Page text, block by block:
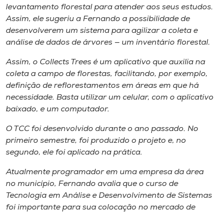
levantamento florestal para atender aos seus estudos.
Assim, ele sugeriu a Fernando a possibilidade de
desenvolverem um sistema para agilizar a coleta e
análise de dados de árvores — um inventário florestal.
Assim, o Collects Trees é um aplicativo que auxilia na
coleta a campo de florestas, facilitando, por exemplo,
definição de reflorestamentos em áreas em que há
necessidade. Basta utilizar um celular, com o aplicativo
baixado, e um computador.
O TCC foi desenvolvido durante o ano passado. No
primeiro semestre, foi produzido o projeto e, no
segundo, ele foi aplicado na prática.
Atualmente programador em uma empresa da área
no município, Fernando avalia que o curso de
Tecnologia em Análise e Desenvolvimento de Sistemas
foi importante para sua colocação no mercado de